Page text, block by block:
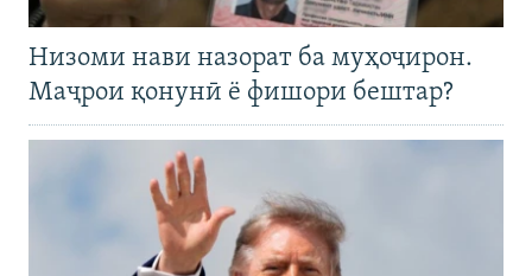
Низоми нави назорат ба муҳоҷирон.
Маҷрои қонунӣ ё фишори бештар?